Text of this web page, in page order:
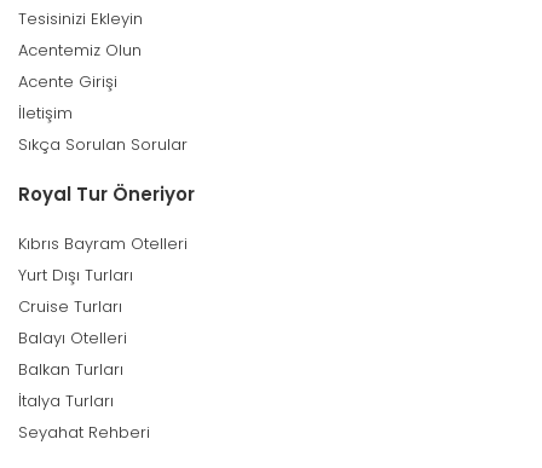
Tesisinizi Ekleyin
Acentemiz Olun
Acente Girişi
İletişim
Sıkça Sorulan Sorular
Royal Tur Öneriyor
Kıbrıs Bayram Otelleri
Yurt Dışı Turları
Cruise Turları
Balayı Otelleri
Balkan Turları
İtalya Turları
Seyahat Rehberi